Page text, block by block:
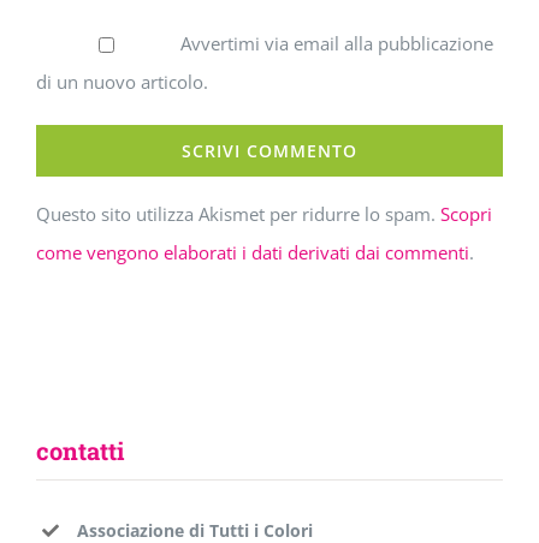
Avvertimi via email alla pubblicazione
di un nuovo articolo.
Questo sito utilizza Akismet per ridurre lo spam. Scopri
come vengono elaborati i dati derivati dai commenti.
contatti
Associazione di Tutti i Colori